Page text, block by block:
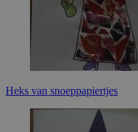
Heks van snoeppapiertjes